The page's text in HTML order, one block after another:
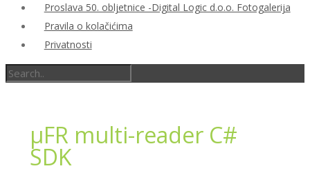
Proslava 50. obljetnice -Digital Logic d.o.o. Fotogalerija
Pravila o kolačićima
Privatnosti
μFR multi-reader C#
SDK